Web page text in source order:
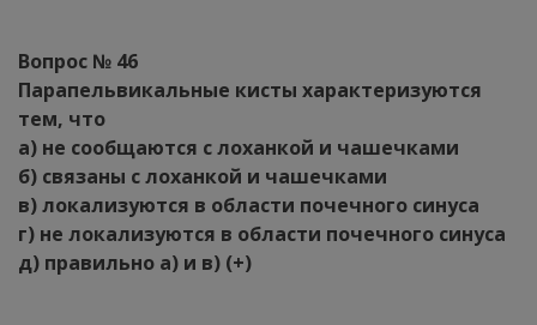
Вопрос № 46
Парапельвикальные кисты характеризуются
тем, что
а) не сообщаются с лоханкой и чашечками
б) связаны с лоханкой и чашечками
в) локализуются в области почечного синуса
г) не локализуются в области почечного синуса
д) правильно а) и в) (+)